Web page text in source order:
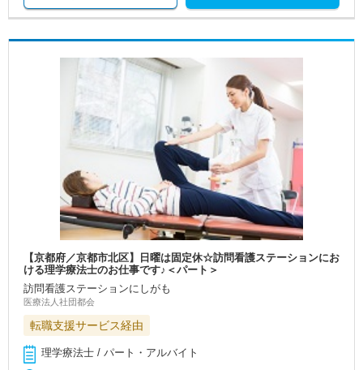
【京都府／京都市北区】日曜は固定休☆訪問看護ステーションにお
ける理学療法士のお仕事です♪＜パート＞
訪問看護ステーションにしがも
医療法人社団都会
転職支援サービス経由
理学療法士 / パート・アルバイト